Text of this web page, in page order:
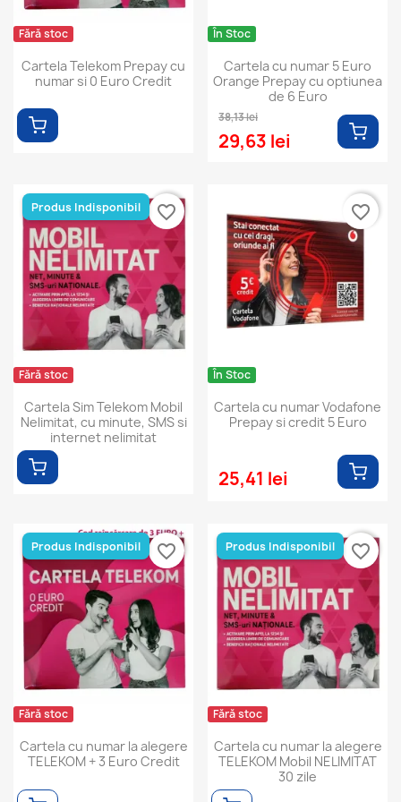
Fără stoc
Cartela Telekom Prepay cu
numar si 0 Euro Credit
În Stoc
Cartela cu numar 5 Euro
Orange Prepay cu optiunea
de 6 Euro
38,13 lei
29,63 lei
Fără stoc
Cartela Sim Telekom Mobil
Nelimitat, cu minute, SMS si
internet nelimitat
Produs Indisponibil favorite_border
În Stoc
Cartela cu numar Vodafone
Prepay si credit 5 Euro
25,41 lei
favorite_border
Fără stoc
Cartela cu numar la alegere
TELEKOM + 3 Euro Credit
Produs Indisponibil favorite_border
Fără stoc
Cartela cu numar la alegere
TELEKOM Mobil NELIMITAT
30 zile
Produs Indisponibil favorite_border